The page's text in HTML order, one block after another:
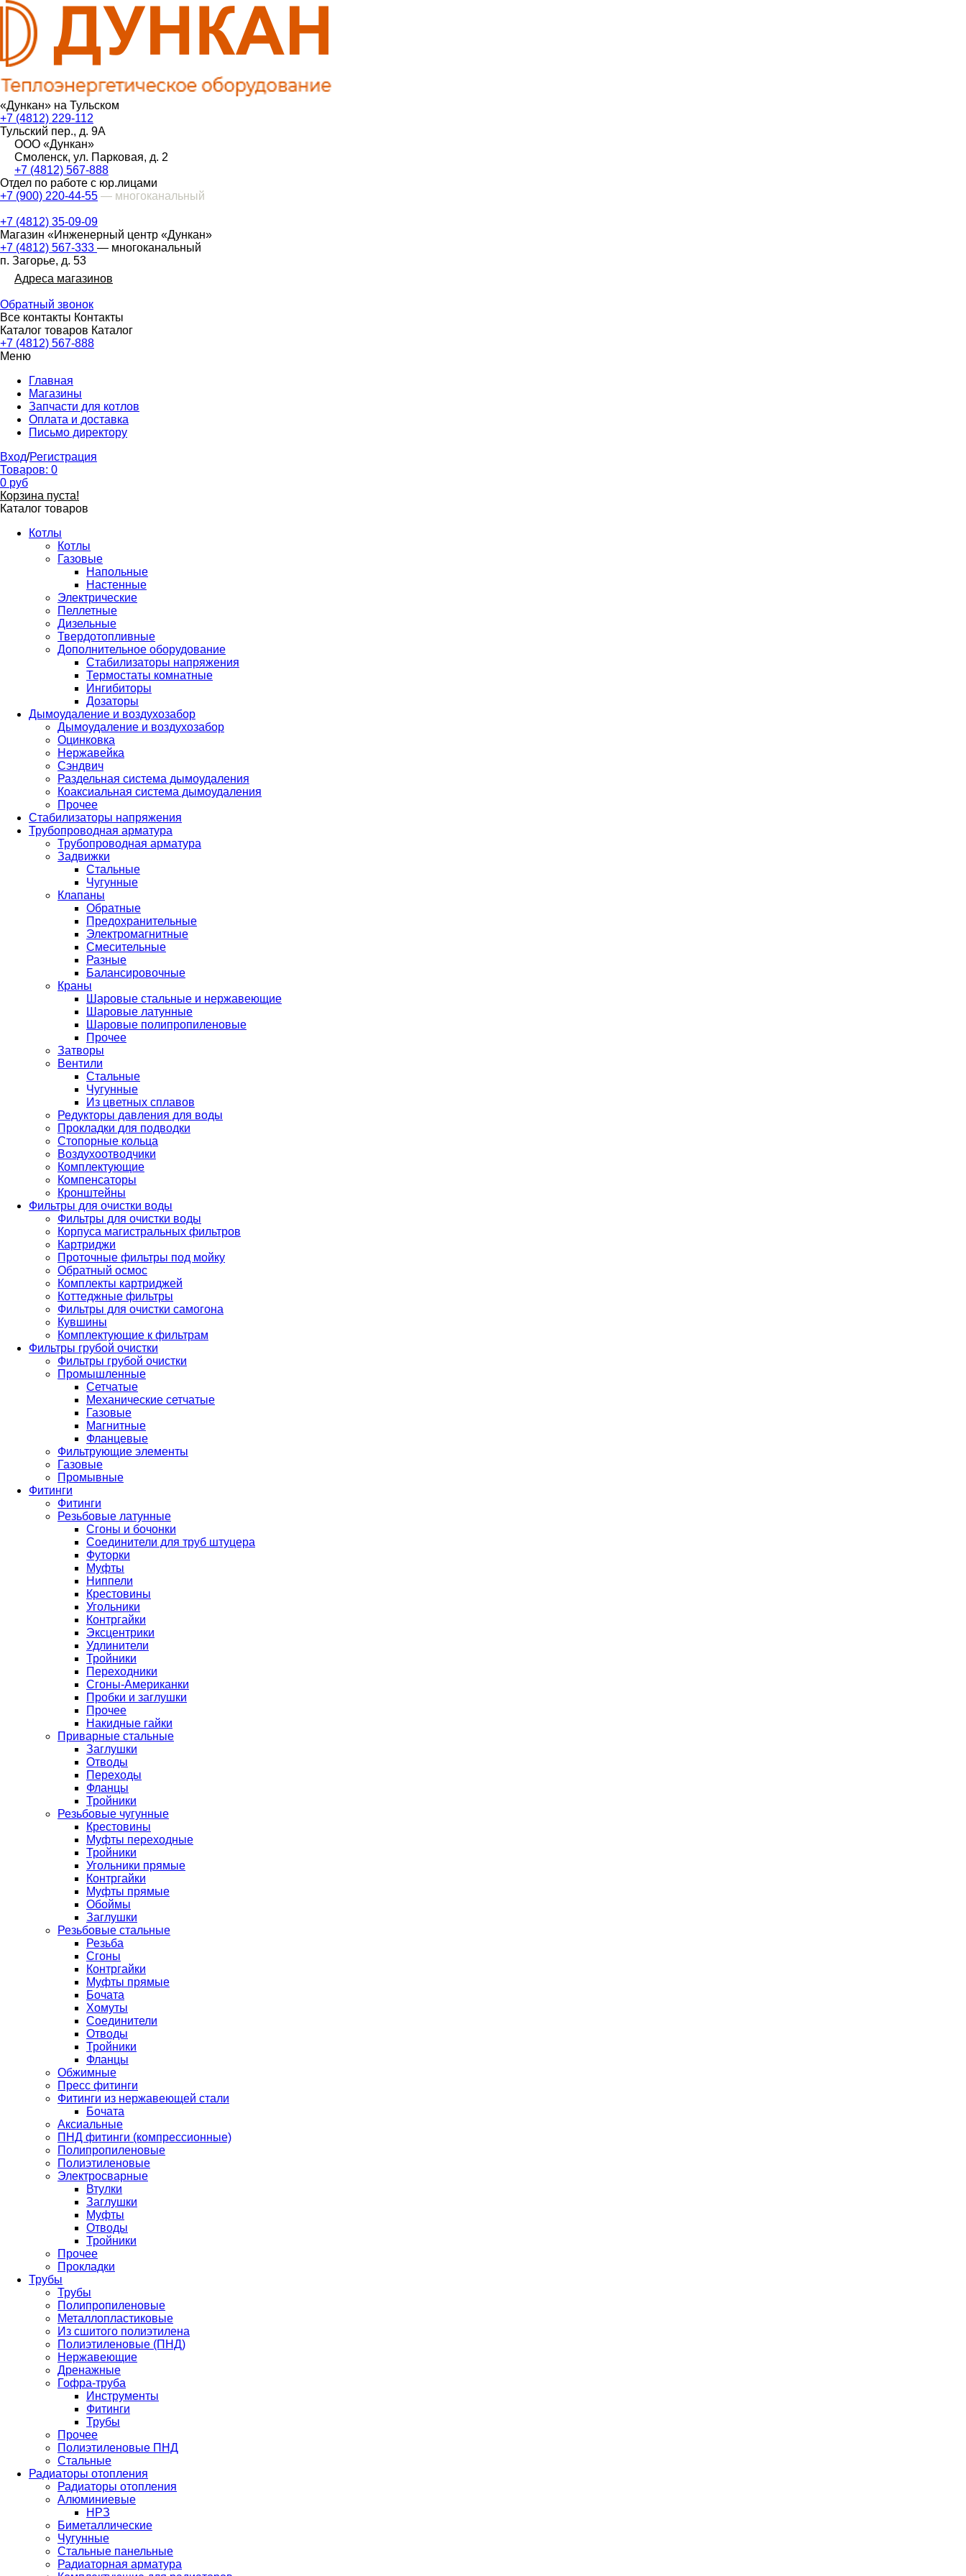
«Дункан» на Тульском
+7 (4812) 229-112
Тульский пер., д. 9А
ООО «Дункан»
Смоленск, ул. Парковая, д. 2
+7 (4812) 567-888
Отдел по работе с юр.лицами
+7 (900) 220-44-55 — многоканальный
+7 (4812) 35-09-09
Магазин «Инженерный центр «Дункан»
+7 (4812) 567-333 — многоканальный
п. Загорье, д. 53
Адреса магазинов
Обратный звонок
Все контакты Контакты
Каталог товаров Каталог
+7 (4812) 567-888
Меню
Главная
Магазины
Запчасти для котлов
Оплата и доставка
Письмо директору
Вход/Регистрация
Товаров: 0
0 руб
Корзина пуста!
Каталог товаров
Котлы
Котлы
Газовые
Напольные
Настенные
Электрические
Пеллетные
Дизельные
Твердотопливные
Дополнительное оборудование
Стабилизаторы напряжения
Термостаты комнатные
Ингибиторы
Дозаторы
Дымоудаление и воздухозабор
Дымоудаление и воздухозабор
Оцинковка
Нержавейка
Сэндвич
Раздельная система дымоудаления
Коаксиальная система дымоудаления
Прочее
Стабилизаторы напряжения
Трубопроводная арматура
Трубопроводная арматура
Задвижки
Стальные
Чугунные
Клапаны
Обратные
Предохранительные
Электромагнитные
Смесительные
Разные
Балансировочные
Краны
Шаровые стальные и нержавеющие
Шаровые латунные
Шаровые полипропиленовые
Прочее
Затворы
Вентили
Стальные
Чугунные
Из цветных сплавов
Редукторы давления для воды
Прокладки для подводки
Стопорные кольца
Воздухоотводчики
Комплектующие
Компенсаторы
Кронштейны
Фильтры для очистки воды
Фильтры для очистки воды
Корпуса магистральных фильтров
Картриджи
Проточные фильтры под мойку
Обратный осмос
Комплекты картриджей
Коттеджные фильтры
Фильтры для очистки самогона
Кувшины
Комплектующие к фильтрам
Фильтры грубой очистки
Фильтры грубой очистки
Промышленные
Сетчатые
Механические сетчатые
Газовые
Магнитные
Фланцевые
Фильтрующие элементы
Газовые
Промывные
Фитинги
Фитинги
Резьбовые латунные
Сгоны и бочонки
Соединители для труб штуцера
Футорки
Муфты
Ниппели
Крестовины
Угольники
Контргайки
Эксцентрики
Удлинители
Тройники
Переходники
Сгоны-Американки
Пробки и заглушки
Прочее
Накидные гайки
Приварные стальные
Заглушки
Отводы
Переходы
Фланцы
Тройники
Резьбовые чугунные
Крестовины
Муфты переходные
Тройники
Угольники прямые
Контргайки
Муфты прямые
Обоймы
Заглушки
Резьбовые стальные
Резьба
Сгоны
Контргайки
Муфты прямые
Бочата
Хомуты
Соединители
Отводы
Тройники
Фланцы
Обжимные
Пресс фитинги
Фитинги из нержавеющей стали
Бочата
Аксиальные
ПНД фитинги (компрессионные)
Полипропиленовые
Полиэтиленовые
Электросварные
Втулки
Заглушки
Муфты
Отводы
Тройники
Прочее
Прокладки
Трубы
Трубы
Полипропиленовые
Металлопластиковые
Из сшитого полиэтилена
Полиэтиленовые (ПНД)
Нержавеющие
Дренажные
Гофра-труба
Инструменты
Фитинги
Трубы
Прочее
Полиэтиленовые ПНД
Стальные
Радиаторы отопления
Радиаторы отопления
Алюминиевые
НРЗ
Биметаллические
Чугунные
Стальные панельные
Радиаторная арматура